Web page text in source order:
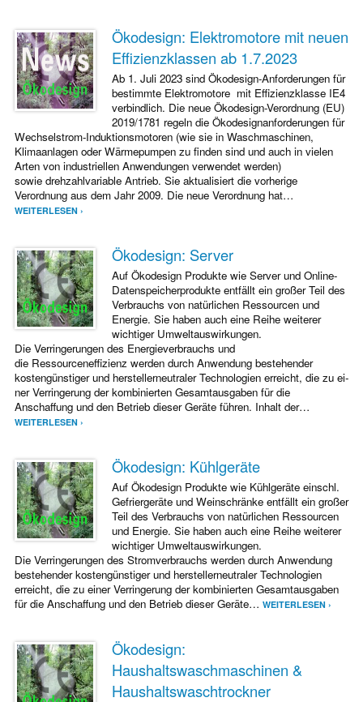
Ökodesign: Elektromotore mit neuen
Effizienzklassen ab 1.7.2023
Ab 1. Juli 2023 sind Ökodesign-Anforderungen für
bestimmte Elektromotore mit Effizienzklasse IE4
verbindlich. Die neue Ökodesign-Verordnung (EU)
2019/1781 regeln die Ökodesignanforderungen für
Wechselstrom-Induktionsmotoren (wie sie in Waschmaschinen,
Klimaanlagen oder Wärmepumpen zu finden sind und auch in vielen
Arten von industriellen Anwendungen verwendet werden)
sowie drehzahlvariable Antrieb. Sie aktualisiert die vorherige
Verordnung aus dem Jahr 2009. Die neue Verordnung hat…
WEITERLESEN ›
Ökodesign: Server
Auf Ökodesign Produkte wie Server und Online-
Datenspeicherprodukte entfällt ein großer Teil des
Verbrauchs von natürlichen Ressourcen und
Energie. Sie haben auch eine Reihe weiterer
wichtiger Umweltauswirkungen.
Die Verringerungen des Energieverbrauchs und
die Ressourceneffizienz werden durch Anwendung bestehender
kostengünstiger und her­stellerneutraler Technologien erreicht, die zu ei­
ner Verringerung der kombinierten Gesamtausgaben für die
Anschaffung und den Betrieb dieser Geräte führen. Inhalt der…
WEITERLESEN ›
Ökodesign: Kühlgeräte
Auf Ökodesign Produkte wie Kühlgeräte einschl.
Gefriergeräte und Weinschränke entfällt ein großer
Teil des Verbrauchs von natürlichen Ressourcen
und Energie. Sie haben auch eine Reihe weiterer
wichtiger Umweltauswirkungen.
Die Verringerungen des Stromverbrauchs werden durch Anwendung
bestehender kostengünstiger und her­stellerneutraler Technologien
erreicht, die zu ei­ner Verringerung der kombinierten Gesamtausgaben
für die Anschaffung und den Betrieb dieser Geräte… WEITERLESEN ›
Ökodesign:
Haushaltswaschmaschinen &
Haushaltswaschtrockner